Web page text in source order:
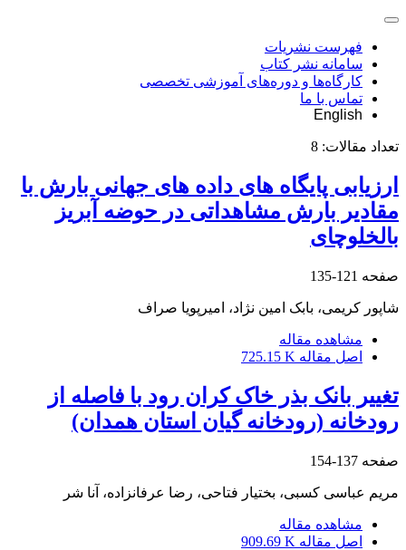
فهرست نشریات
سامانه نشر کتاب
کارگاه‌ها و دوره‌های آموزشی تخصصی
تماس با ما
English
تعداد مقالات: 8
ارزیابی پایگاه های داده های جهانی بارش با
مقادیر بارش مشاهداتی در حوضه آبریز
بالخلوچای
صفحه 121-135
شاپور کریمی، بابک امین نژاد، امیرپویا صراف
مشاهده مقاله
اصل مقاله 725.15 K
تغییر بانک بذر خاک کران رود با فاصله از
رودخانه (رودخانه‌ گیان استان همدان)
صفحه 137-154
مریم عباسی کسبی، بختیار فتاحی، رضا عرفانزاده، آنا شر
مشاهده مقاله
اصل مقاله 909.69 K